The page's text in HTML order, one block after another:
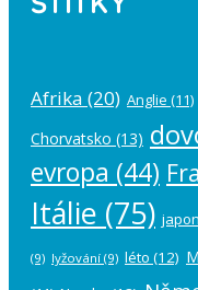
Afrika (20) Anglie (11)
Chorvatsko (13)
evropa (44)
Itálie (75)
(9) lyžování (9) léto (12)